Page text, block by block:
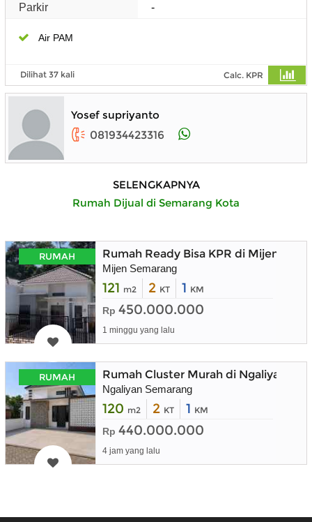
Parkir
-
Air PAM
Dilihat 37 kali Calc. KPR
Yosef supriyanto
081934423316
SELENGKAPNYA
Rumah Dijual di Semarang Kota
RUMAH Rumah Ready Bisa KPR di Mijen
Mijen Semarang
121 m2 2 KT 1 KM
Rp 450.000.000
1 minggu yang lalu
RUMAH Rumah Cluster Murah di Ngaliyan
Ngaliyan Semarang
120 m2 2 KT 1 KM
Rp 440.000.000
4 jam yang lalu